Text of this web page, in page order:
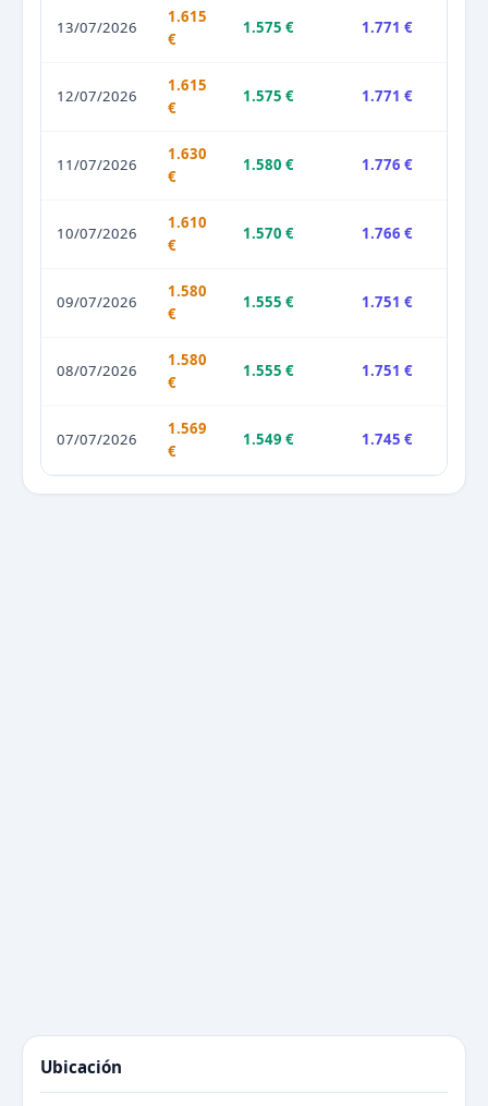
13/07/2026
1.615
€
1.575 € 1.771 €
12/07/2026
1.615
€
1.575 € 1.771 €
11/07/2026
1.630
€
1.580 € 1.776 €
10/07/2026
1.610
€
1.570 € 1.766 €
09/07/2026
1.580
€
1.555 € 1.751 €
08/07/2026
1.580
€
1.555 € 1.751 €
07/07/2026
1.569
€
1.549 € 1.745 €
Ubicación